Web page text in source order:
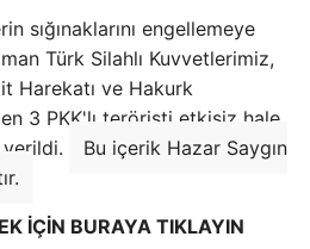
sığınaklarını engellemeye
Türk Silahlı Kuvvetlerimiz,
Harekatı ve Hakurk
3 PKK'lı teröristi etkisiz hale
Bu içerik Hazar Saygın
İÇİN BURAYA TIKLAYIN